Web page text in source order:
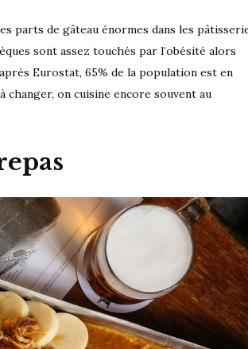
parts de gâteau énormes dans les
sont assez touchés par l’obésité alors
Eurostat, 65% de la population est en
on cuisine encore souvent au